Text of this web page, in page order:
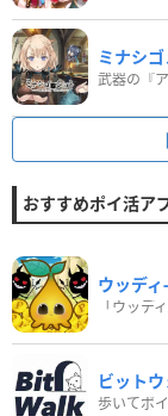
ミナシ
おすすめポイ活ア
ウッディ
「ウッデ
ビット